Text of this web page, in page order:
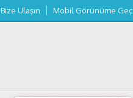
Bize Ulaşın Mobil Görünüme Geç